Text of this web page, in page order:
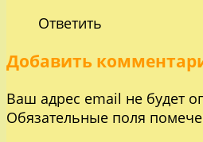
Ответить
Добавить
Ваш адрес email не будет
Обязательные поля